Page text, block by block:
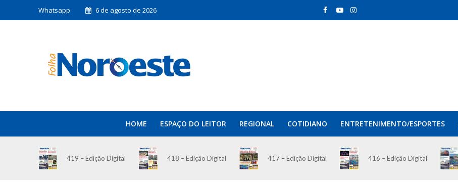
Whatsapp 6 de agosto de 2026
HOME ESPAÇO DO LEITOR REGIONAL COTIDIANO ENTRETENIMENTO/ESPORTES
419 – Edição Digital 418 – Edição Digital 417 – Edição Digital 416 – Edição Digital